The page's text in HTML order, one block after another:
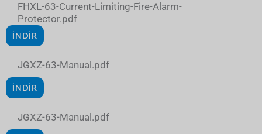
FHXL-63-Current-Limiting-Fire-Alarm-
Protector.pdf
İNDIR
JGXZ-63-Manual.pdf
İNDIR
JGXZ-63-Manual.pdf